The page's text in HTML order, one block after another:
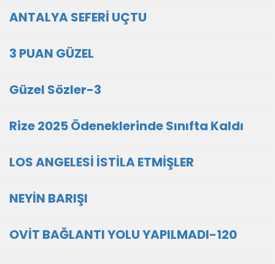
ANTALYA SEFERİ UÇTU
3 PUAN GÜZEL
Güzel Sözler-3
Rize 2025 Ödeneklerinde Sınıfta Kaldı
LOS ANGELESİ İSTİLA ETMİŞLER
NEYİN BARIŞI
OVİT BAĞLANTI YOLU YAPILMADI-120